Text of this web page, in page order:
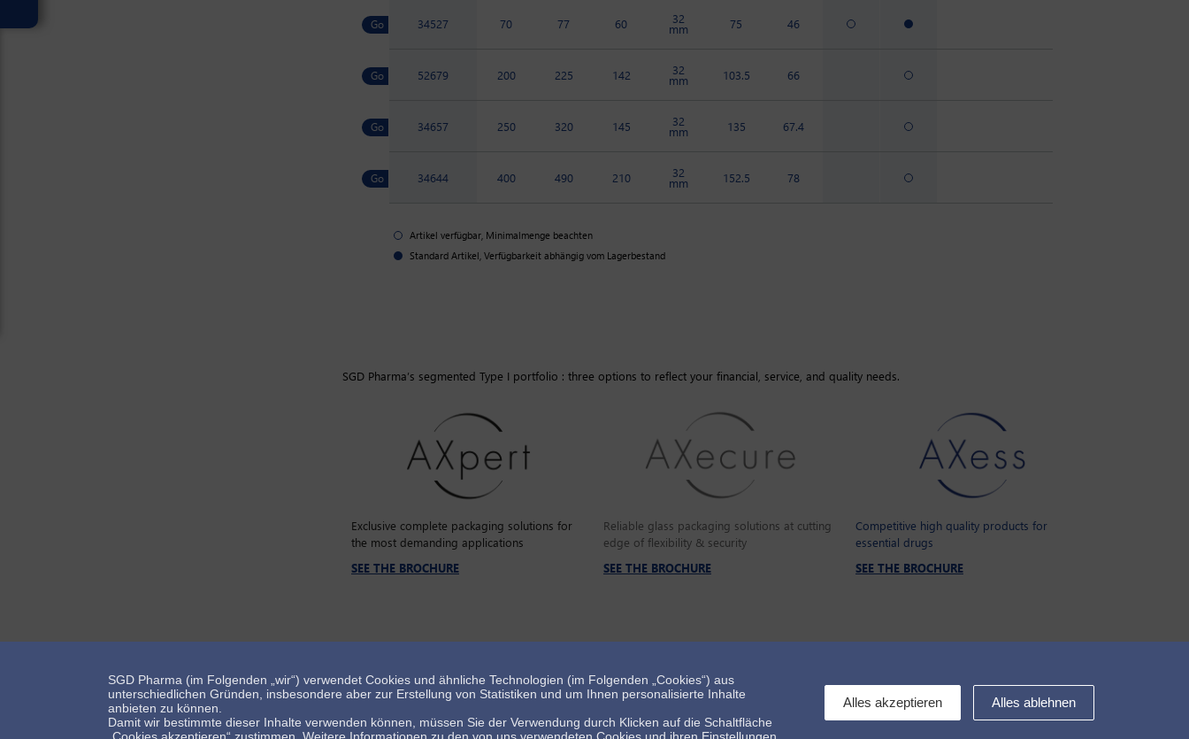
34527 70 77 60 32
mm 75 46
52679 200 225 142 32
mm 103.5 66
34657 250 320 145 32
mm 135 67.4
34644 400 490 210 32
mm 152.5 78
Artikel verfügbar, Minimalmenge beachten
Standard Artikel, Verfügbarkeit abhängig vom Lagerbestand
SGD Pharma’s segmented Type I portfolio : three options to reflect your financial, service, and quality needs.
Exclusive complete packaging solutions for
the most demanding applications
SEE THE BROCHURE
Reliable glass packaging solutions at cutting
edge of flexibility & security
SEE THE BROCHURE
Competitive high quality products for
essential drugs
SEE THE BROCHURE
Bleiben Sie mit uns in Kontakt! Kontakt
SGD Pharma (im Folgenden „wir“) verwendet Cookies und ähnliche Technologien (im Folgenden „Cookies“) aus
unterschiedlichen Gründen, insbesondere aber zur Erstellung von Statistiken und um Ihnen personalisierte Inhalte
anbieten zu können.
Damit wir bestimmte dieser Inhalte verwenden können, müssen Sie der Verwendung durch Klicken auf die Schaltfläche
Alles akzeptieren Alles ablehnen